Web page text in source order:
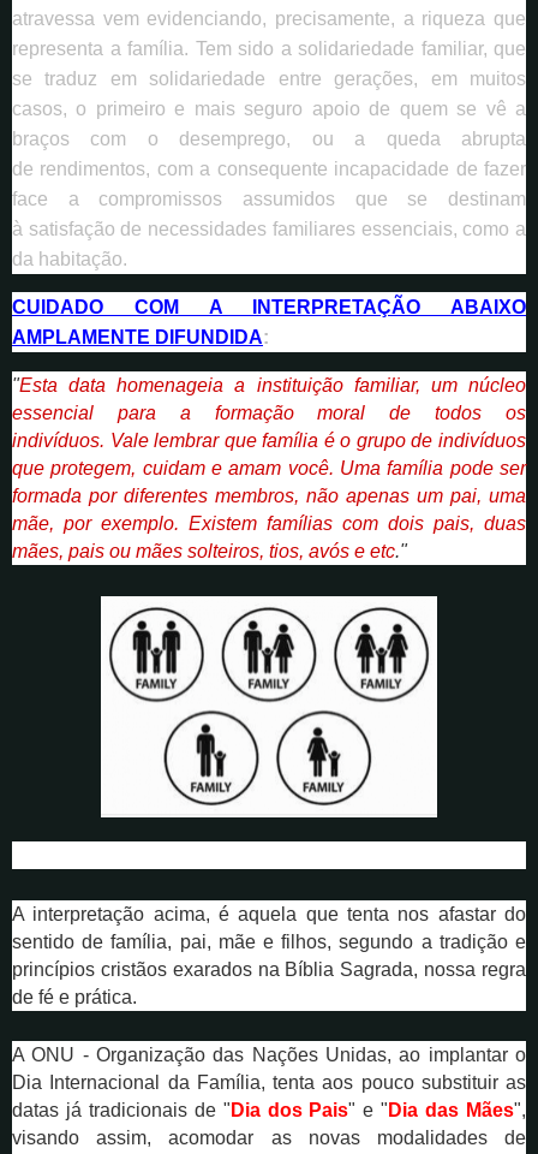
atravessa vem evidenciando, precisamente, a riqueza que
representa a família. Tem sido a solidariedade familiar, que
se traduz em solidariedade entre gerações, em muitos
casos, o primeiro e mais seguro apoio de quem se vê a
braços com o desemprego, ou a queda abrupta
de rendimentos, com a consequente incapacidade de fazer
face a compromissos assumidos que se destinam
à satisfação de necessidades familiares essenciais, como a
da habitação.
CUIDADO COM A INTERPRETAÇÃO ABAIXO
AMPLAMENTE DIFUNDIDA:
"Esta data homenageia a instituição familiar, um núcleo
essencial para a formação moral de todos os
indivíduos. Vale lembrar que família é o grupo de indivíduos
que protegem, cuidam e amam você. Uma família pode ser
formada por diferentes membros, não apenas um pai, uma
mãe, por exemplo. Existem famílias com dois pais, duas
mães, pais ou mães solteiros, tios, avós e etc."
A interpretação acima, é aquela que tenta nos afastar do
sentido de família, pai, mãe e filhos, segundo a tradição e
princípios cristãos exarados na Bíblia Sagrada, nossa regra
de fé e prática.
A ONU - Organização das Nações Unidas, ao implantar o
Dia Internacional da Família, tenta aos pouco substituir as
datas já tradicionais de " Dia dos Pais" e " Dia das Mães",
visando assim, acomodar as novas modalidades de